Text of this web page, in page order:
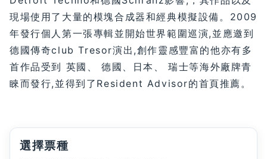
現場使用了大量的模塊合成器和經典模擬設備。2009
年發行個人第一張專輯並開始世界範圍巡演,並應邀到
德國傳奇club Tresor演出,創作靈感豐富的他亦有多
首作品受到 英國、 德國、日本、 瑞士等海外廠牌青
睞而發行,並得到了Resident Advisor的首頁推薦。
選擇票種